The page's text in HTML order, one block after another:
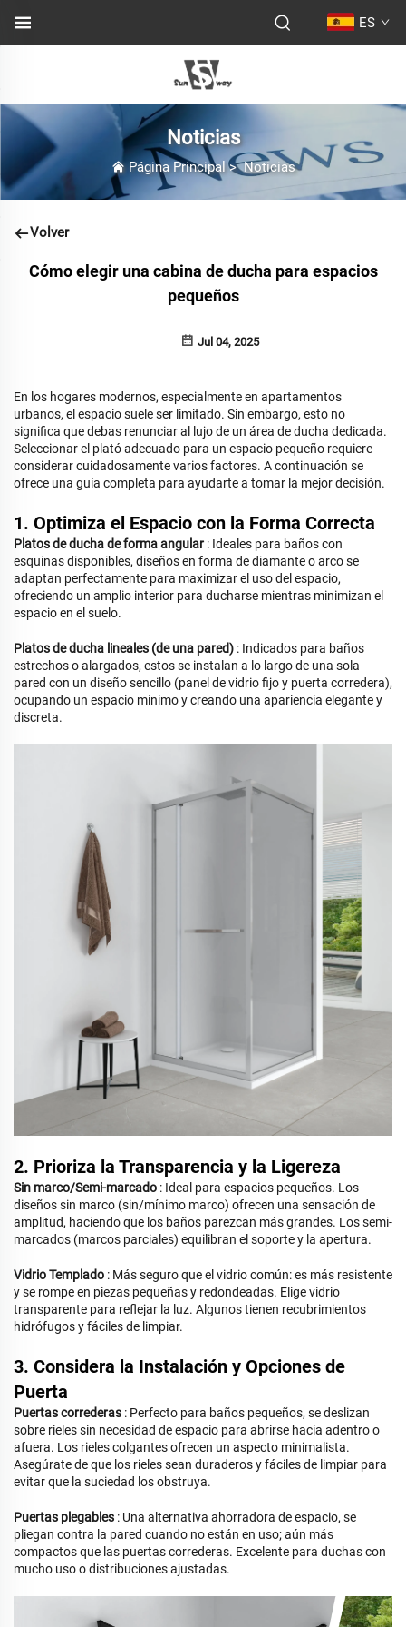
ES
Noticias
Página Principal>Noticias
Volver
Cómo elegir una cabina de ducha para espacios
pequeños
Jul 04, 2025
En los hogares modernos, especialmente en apartamentos
urbanos, el espacio suele ser limitado. Sin embargo, esto no
significa que debas renunciaral lujo de un área de ducha dedicada.
Seleccionar el plató adecuado para un espacio pequeño requiere
considerar cuidadosamente varios factores. A continuación se
ofrece una guía completa para ayudarte a tomar la mejor decisión.
1. Optimiza el Espacio con la Forma Correcta
Platos de ducha de forma angular : Ideales para baños con
esquinas disponibles, diseños en forma de diamante o arco se
adaptan perfectamente para maximizar el uso del espacio,
ofreciendo un amplio interior para ducharse mientras minimizan el
espacio en el suelo.
Platos de ducha lineales (de una pared) : Indicados para baños
estrechos o alargados, estos se instalan a lo largo de una sola
pared con un diseño sencillo (panel de vidrio fijo y puerta corredera),
ocupando un espacio mínimo y creando una apariencia elegante y
discreta.
2. Prioriza la Transparencia y la Ligereza
Sin marco/Semi-marcado : Ideal para espacios pequeños. Los
diseños sin marco (sin/mínimo marco) ofrecen una sensación de
amplitud, haciendo que los baños parezcan más grandes. Los semi-
marcados (marcos parciales) equilibran el soporte y la apertura.
Vidrio Templado : Más seguro que el vidrio común: es más resistente
y se rompe en piezas pequeñas y redondeadas. Elige vidrio
transparente para reflejar la luz. Algunos tienen recubrimientos
hidrófugos y fáciles de limpiar.
3. Considera la Instalación y Opciones de
Puerta
Puertas correderas : Perfecto para baños pequeños, se deslizan
sobre rieles sin necesidad de espacio para abrirse hacia adentro o
afuera. Los rieles colgantes ofrecen un aspecto minimalista.
Asegúrate de que los rieles sean duraderos y fáciles de limpiar para
evitar que la suciedad los obstruya.
Puertas plegables : Una alternativa ahorradora de espacio, se
pliegan contra la pared cuando no están en uso; aún más
compactos que las puertas correderas. Excelente para duchas con
mucho uso o distribuciones ajustadas.